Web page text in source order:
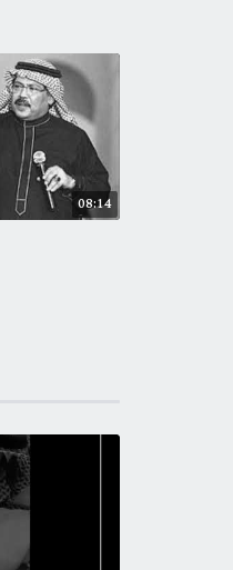
08:14